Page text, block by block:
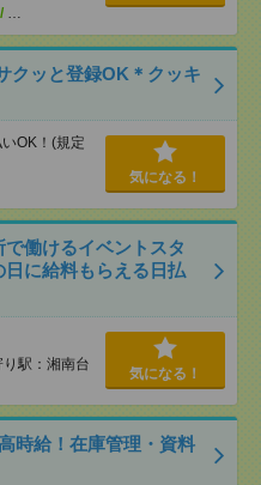
/ …
クッと登録OK＊クッキ
OK！(規定
気になる！
働けるイベントスタ
に給料もらえる日払
駅：湘南台
気になる！
時給！在庫管理・資料